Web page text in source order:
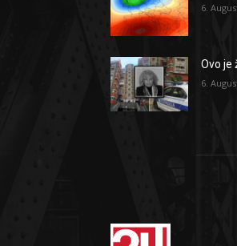
6.
Ovo je
6.